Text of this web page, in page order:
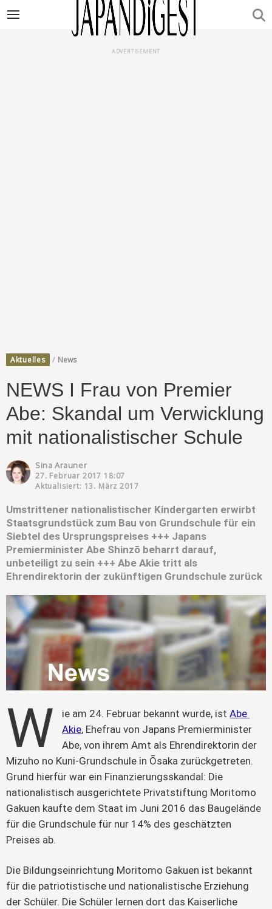
ADVERTISEMENT
Aktuelles / News
NEWS I Frau von Premier
Abe: Skandal um Verwicklung
mit nationalistischer Schule
Sina Arauner
27. Februar 2017 18:07
Aktualisiert: 13. März 2017
Umstrittener nationalistischer Kindergarten erwirbt
Staatsgrundstück zum Bau von Grundschule für ein
Siebtel des Ursprungspreises +++ Japans
Premierminister Abe Shinzō beharrt darauf,
unbeteiligt zu sein +++ Abe Akie tritt als
Ehrendirektorin der zukünftigen Grundschule zurück
W ie am 24. Februar bekannt wurde, ist Abe
Akie, Ehefrau von Japans Premierminister
Abe, von ihrem Amt als Ehrendirektorin der
Mizuho no Kuni-Grundschule in Ōsaka zurückgetreten.
Grund hierfür war ein Finanzierungsskandal: Die
nationalistisch ausgerichtete Privatstiftung Moritomo
Gakuen kaufte dem Staat im Juni 2016 das Baugelände
für die Grundschule für nur 14% des geschätzten
Preises ab.
Die Bildungseinrichtung Moritomo Gakuen ist bekannt
für die patriotistische und nationalistische Erziehung
der Schüler. Die Schüler lernen dort das Kaiserliche